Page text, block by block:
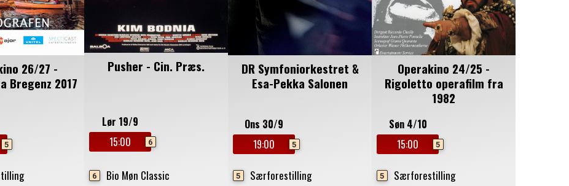
26/27 -
Bregenz 2017
5
Pusher - Cin. Præs.
Lør 19/9
15:00
6
6 Bio Møn Classic
DR Symfoniorkestret &
Esa-Pekka Salonen
Ons 30/9
19:00
5
5 Særforestilling
Operakino 24/25 -
Rigoletto operafilm fra
1982
Søn 4/10
15:00
5
5 Særforestilling